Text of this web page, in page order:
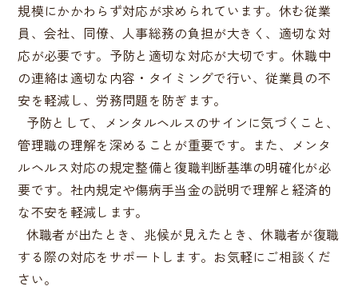
規模にかかわらず対応が求められています。休む従業
員、会社、同僚、人事総務の負担が大きく、適切な対
応が必要です。予防と適切な対応が大切です。休職中
の連絡は適切な内容・タイミングで行い、従業員の不
安を軽減し、労務問題を防ぎます。
予防として、メンタルヘルスのサインに気づくこと、
管理職の理解を深めることが重要です。また、メンタ
ルヘルス対応の規定整備と復職判断基準の明確化が必
要です。社内規定や傷病手当金の説明で理解と経済的
な不安を軽減します。
休職者が出たとき、兆候が見えたとき、休職者が復職
する際の対応をサポートします。お気軽にご相談くだ
さい。